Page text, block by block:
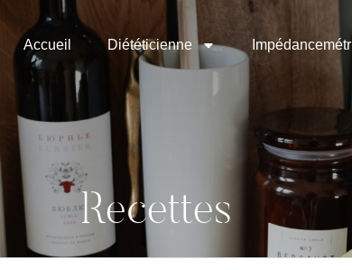
Accueil Diététicienne
Recettes